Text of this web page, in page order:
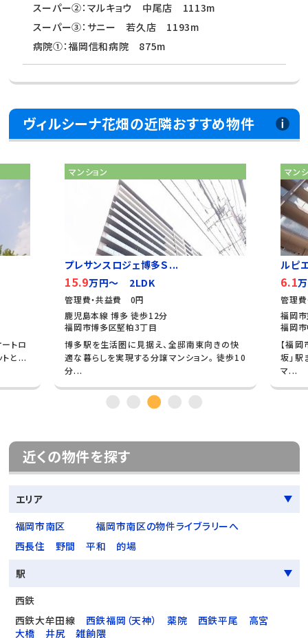
スーパー②：マルキョウ 中尾店 1113m
スーパー③：サニー 若久店 1193m
病院①：福岡信和病院 875m
ヴィルシーナ花畑の近隣おすすめ物件
トロ
トと...
マンション
プレサンスロジェ博多Ｓ...
15.9万円～ 2LDK
管理費・共益費 0円
鹿児島本線 博多 徒歩12分
福岡市博多区堅粕3丁目
博多駅を生活圏に見据え、全邸南東向きの快
適な暮らしを実現する分譲マンション。 徒歩10
分...
マン
ルピ
6.1
管理
福岡
福岡
【福
坂」
マ...
近くの物件を探す
エリア
福岡市南区
福岡市南区の物件ライブラリーへ
西長住
野間 平和
的場
駅
西鉄
西鉄大牟田線
西鉄福岡（天神） 薬院 西鉄平尾
高宮
大橋
井尻
雑餉隈